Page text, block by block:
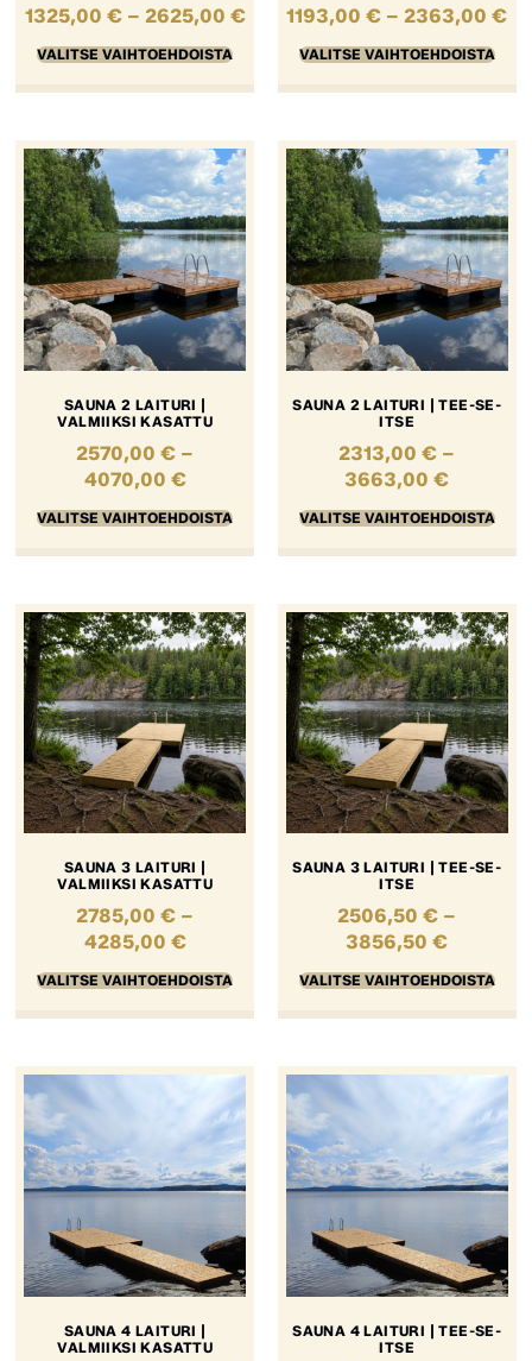
1325,00 € – 2625,00 €
VALITSE VAIHTOEHDOISTA
1193,00€ – 2363,00€
VALITSE VAIHTOEHDOISTA
SAUNA 2 LAITURI |
VALMIIKSI KASATTU
2570,00€ –
4070,00 €
VALITSE VAIHTOEHDOISTA
SAUNA 2 LAITURI | TEE-SE-
ITSE
2313,00€ –
3663,00€
VALITSE VAIHTOEHDOISTA
SAUNA 3 LAITURI |
VALMIIKSI KASATTU
2785,00€ –
4285,00 €
VALITSE VAIHTOEHDOISTA
SAUNA 3 LAITURI | TEE-SE-
ITSE
2506,50€ –
3856,50€
VALITSE VAIHTOEHDOISTA
SAUNA 4 LAITURI |
VALMIIKSI KASATTU
SAUNA 4 LAITURI | TEE-SE-
ITSE